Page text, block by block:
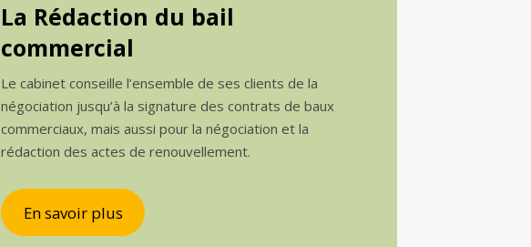
La Rédaction du bail
commercial
Le cabinet conseille l’ensemble de ses clients de la
négociation jusqu’à la signature des contrats de baux
commerciaux, mais aussi pour la négociation et la
rédaction des actes de renouvellement.
En savoir plus